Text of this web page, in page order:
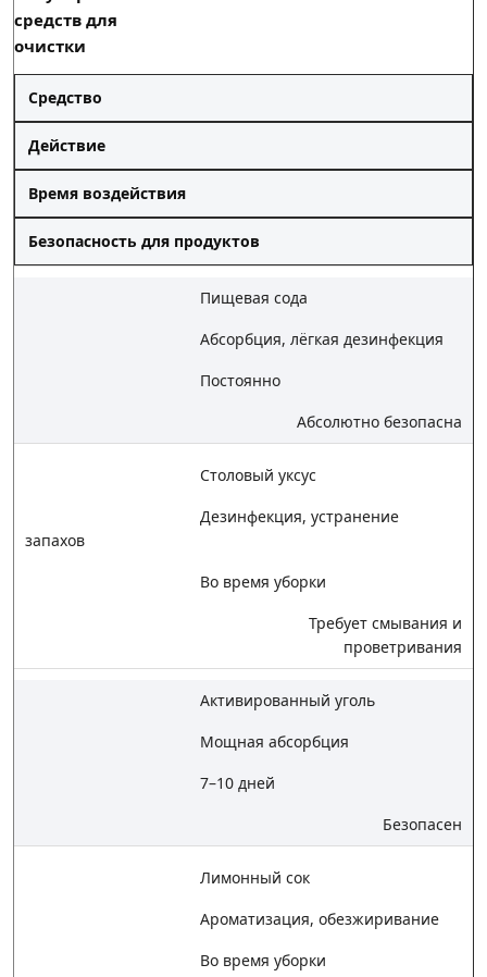
средств для
очистки
Средство
Действие
Время воздействия
Безопасность для продуктов
Пищевая сода
Абсорбция, лёгкая дезинфекция
Постоянно
Абсолютно безопасна
Столовый уксус
Дезинфекция, устранение
запахов
Во время уборки
Требует смывания и
проветривания
Активированный уголь
Мощная абсорбция
7–10 дней
Безопасен
Лимонный сок
Ароматизация, обезжиривание
Во время уборки